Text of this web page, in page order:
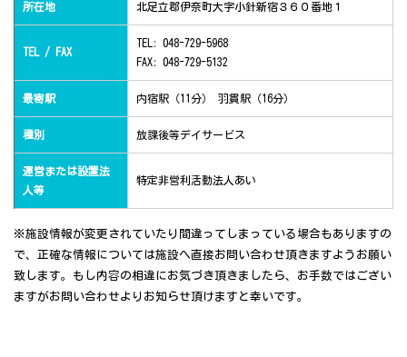
所在地 北足立郡伊奈町大字小針新宿３６０番地１
TEL / FAX
TEL: 048-729-5968
FAX: 048-729-5132
最寄駅 内宿駅（11分） 羽貫駅（16分）
種別 放課後等デイサービス
運営または設置法
人等
特定非営利活動法人あい
※施設情報が変更されていたり間違ってしまっている場合もありますの
で、正確な情報については施設へ直接お問い合わせ頂きますようお願い
致します。もし内容の相違にお気づき頂きましたら、お手数ではござい
ますがお問い合わせよりお知らせ頂けますと幸いです。